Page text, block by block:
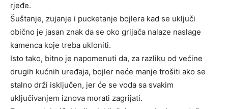
rjeđe.
Šuštanje, zujanje i pucketanje bojlera kad se uključi
obično je jasan znak da se oko grijača nalaze naslage
kamenca koje treba ukloniti.
Isto tako, bitno je napomenuti da, za razliku od većine
drugih kućnih uređaja, bojler neće manje trošiti ako se
stalno drži isključen, jer će se voda sa svakim
uključivanjem iznova morati zagrijati.